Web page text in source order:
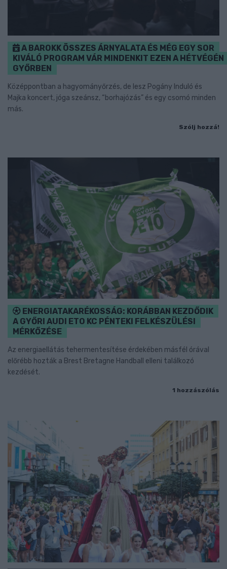
A BAROKK ÖSSZES ÁRNYALATA ÉS MÉG EGY SOR
KIVÁLÓ PROGRAM VÁR MINDENKIT EZEN A HÉTVÉGÉN
GYŐRBEN
Középpontban a hagyományőrzés, de lesz Pogány Induló és
Majka koncert, jóga szeánsz, “borhajózás” és egy csomó minden
más.
Szólj hozzá!
ENERGIATAKARÉKOSSÁG: KORÁBBAN KEZDŐDIK
A GYŐRI AUDI ETO KC PÉNTEKI FELKÉSZÜLÉSI
MÉRKŐZÉSE
Az energiaellátás tehermentesítése érdekében másfél órával
előrébb hozták a Brest Bretagne Handball elleni találkozó
kezdését.
1 hozzászólás